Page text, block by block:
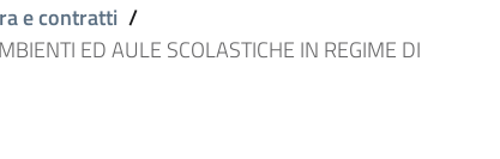
e contratti /
ED AULE SCOLASTICHE IN REGIME DI